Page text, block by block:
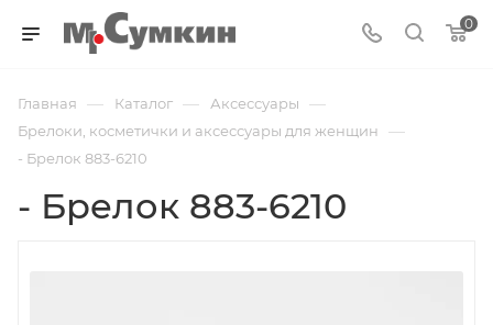
0
Главная — Каталог — Аксессуары —
Брелоки, косметички и аксессуары для женщин —
- Брелок 883-6210
- Брелок 883-6210